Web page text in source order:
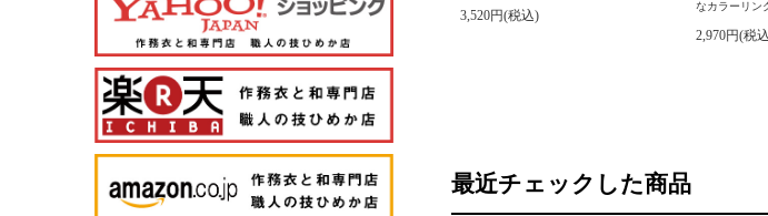
3,520円(税込)
なカラーリン
2,970円(税
最近チェックした商品